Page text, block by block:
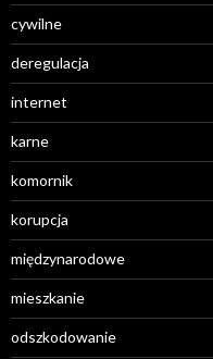
cywilne
deregulacja
internet
karne
komornik
korupcja
międzynarodowe
mieszkanie
odszkodowanie